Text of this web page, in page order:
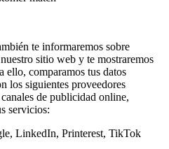
te informaremos sobre
sitio web y te mostraremos
ello, comparamos tus datos
los siguientes proveedores
de publicidad online,
servicios:
LinkedIn, Printerest, TikTok